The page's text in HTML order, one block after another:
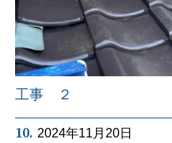
工事 ２
10. 2024年11月20日